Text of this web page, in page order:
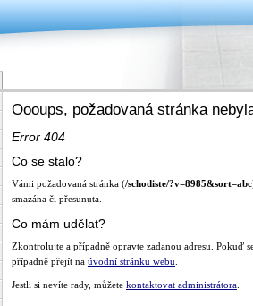
Oooups, požadovaná stránka
Error 404
Co se stalo?
Vámi požadovaná stránka (/schodiste/?v=8985&sort=abc
smazána či přesunuta.
Co mám udělat?
Zkontrolujte a případně opravte zadanou adresu. Pokuď
případně přejít na úvodní stránku webu
Jestli si nevíte rady, můžete kontaktovat administrátora